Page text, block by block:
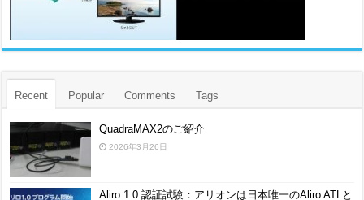
Recent Popular Comments Tags
QuadraMAX2のご紹介
2026年3月26日
Aliro 1.0 認証試験：アリオンは日本唯一のAliro ATLと